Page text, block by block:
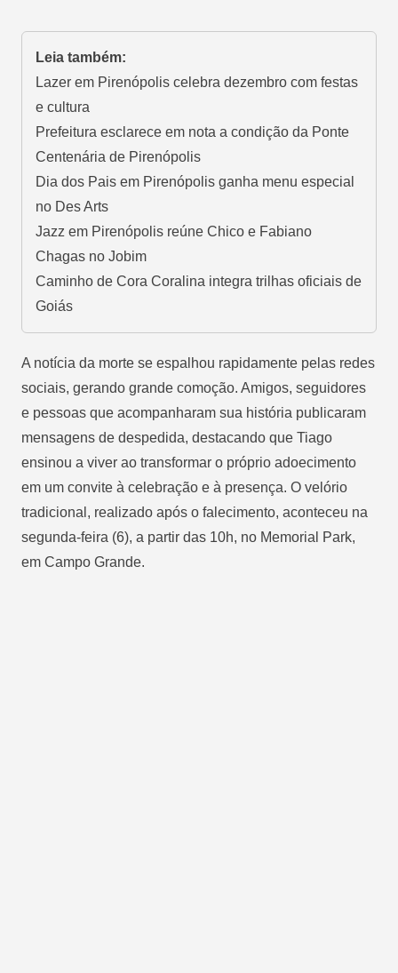
Leia também:
Lazer em Pirenópolis celebra dezembro com festas
e cultura
Prefeitura esclarece em nota a condição da Ponte
Centenária de Pirenópolis
Dia dos Pais em Pirenópolis ganha menu especial
no Des Arts
Jazz em Pirenópolis reúne Chico e Fabiano
Chagas no Jobim
Caminho de Cora Coralina integra trilhas oficiais de
Goiás
A notícia da morte se espalhou rapidamente pelas redes
sociais, gerando grande comoção. Amigos, seguidores
e pessoas que acompanharam sua história publicaram
mensagens de despedida, destacando que Tiago
ensinou a viver ao transformar o próprio adoecimento
em um convite à celebração e à presença. O velório
tradicional, realizado após o falecimento, aconteceu na
segunda-feira (6), a partir das 10h, no Memorial Park,
em Campo Grande.